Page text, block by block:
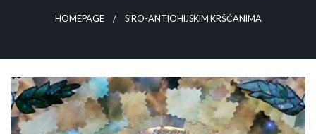
HOMEPAGE SIRO-ANTIOHIJSKIM KRŠĆANIMA